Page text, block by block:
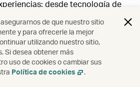
desde tecnología de
escapada de ensueño.
de que nuestro sitio
y para ofrecerle la mejor
utilizando nuestro sitio,
Si desea obtener más
uso de cookies o cambiar sus
Política de cookies .